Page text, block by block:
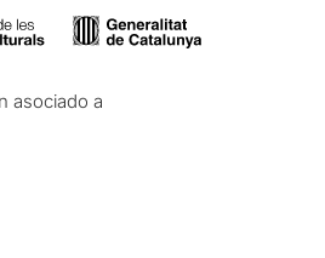
asociado a